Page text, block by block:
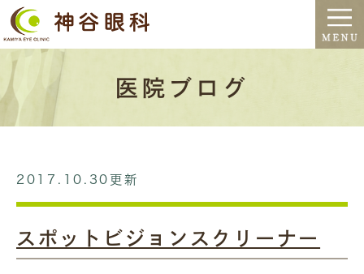
医院ブログ
2017.10.30更新
スポットビジョンスクリーナー